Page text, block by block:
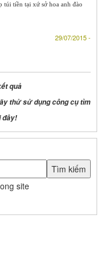
túi tiền tại xứ sở hoa anh đào
29/07/2015 -
quả
thử sử dụng công cụ tìm
đây!
site